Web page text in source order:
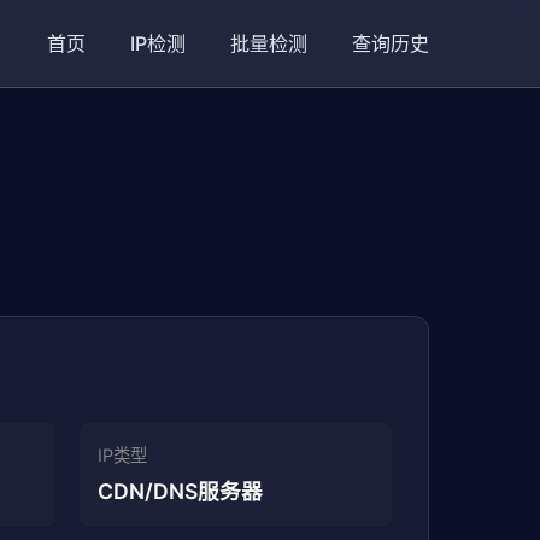
首页 IP检测 批量检测 查询历史
IP类型
CDN/DNS服务器